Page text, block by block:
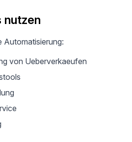
nutzen
Automatisierung:
von Ueberverkaeufen